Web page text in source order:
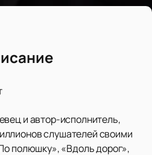
и автор-исполнитель,
слушателей своими
полюшку», «Вдоль дорог»,